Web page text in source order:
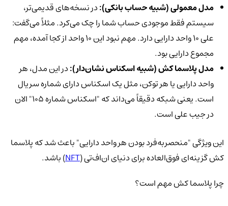
مدل معمولی (شبیه حساب بانکی):در نسخه‌های قدیمی‌تر،
سیستم فقط موجودی حساب شما را چک می‌کرد. مثلاً می‌گفت:
علی 10 واحد دارایی دارد. مهم نبود این10واحد از کجا آمده، مهم
مجموع دارایی بود.
مدل پلاسما کش (شبیه اسکناس نشان‌دار):در این مدل، هر
واحد دارایی یا هر توکن، مثل یک اسکناس دارای شماره سریال
است. یعنی شبکه دقیقاً می‌داند که "اسکناس شماره 105" الان
در جیب علی است.
این ویژگی "منحصر‌به‌فرد بودن هر واحد دارایی" باعث شد که پلاسما
کش گزینه‌ای فوق‌العاده برای دنیای ان‌اف‌تی (NFT) باشد.
چرا پلاسما کش مهم است؟